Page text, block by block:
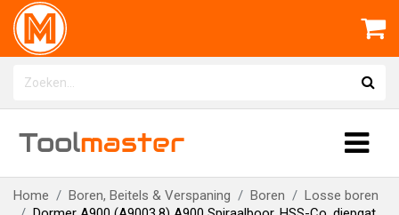
Toolmaster
Home Boren, Beitels & Verspaning Boren
Losse boren